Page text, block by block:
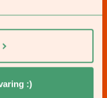
:)